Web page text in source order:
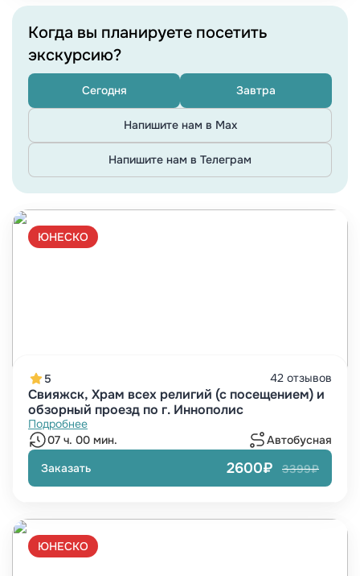
ЮНЕСКО
5 42 отзывов
Свияжск, Храм всех религий (с посещением) и
обзорный проезд по г. Иннополис
Подробнее
07 ч. 00 мин.
Автобусная
Заказать
2600₽ 3399₽
ЮНЕСКО
Когда вы планируете посетить
экскурсию?
Сегодня Завтра
Напишите нам в Max
Напишите нам в Телеграм